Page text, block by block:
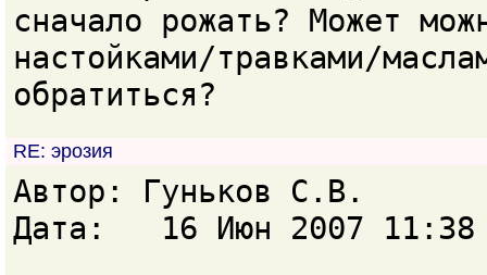
сначало рожать? Может
настойками/травками/
обратиться?
RE: эрозия
Автор: Гуньков С.В.
Дата: 16 Июн 2007 11:38